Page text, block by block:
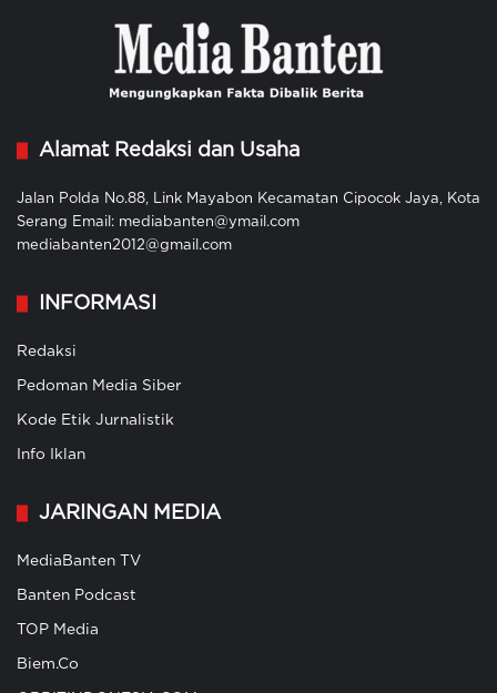
Alamat Redaksi dan Usaha
Jalan Polda No.88, Link Mayabon Kecamatan Cipocok Jaya, Kota
Serang Email: mediabanten@ymail.com
mediabanten2012@gmail.com
INFORMASI
Redaksi
Pedoman Media Siber
Kode Etik Jurnalistik
Info Iklan
JARINGAN MEDIA
MediaBanten TV
Banten Podcast
TOP Media
Biem.Co